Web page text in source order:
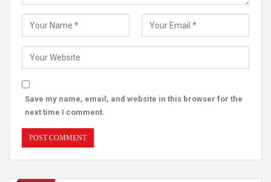
Save my name, email, and website in this browser for the
next time I comment.